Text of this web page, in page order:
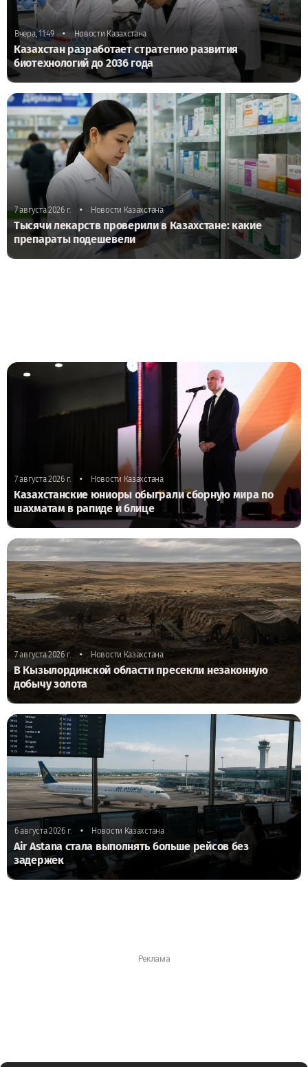
Вчера, 11:49 • Новости Казахстана
Казахстан разработает стратегию развития
биотехнологий до 2036 года
7 августа 2026 г. • Новости Казахстана
Тысячи лекарств проверили в Казахстане: какие
препараты подешевели
7 августа 2026 г. • Новости Казахстана
Казахстанские юниоры обыграли сборную мира по
шахматам в рапиде и блице
7 августа 2026 г. • Новости Казахстана
В Кызылординской области пресекли незаконную
добычу золота
6 августа 2026 г. • Новости Казахстана
Air Astana стала выполнять больше рейсов без
задержек